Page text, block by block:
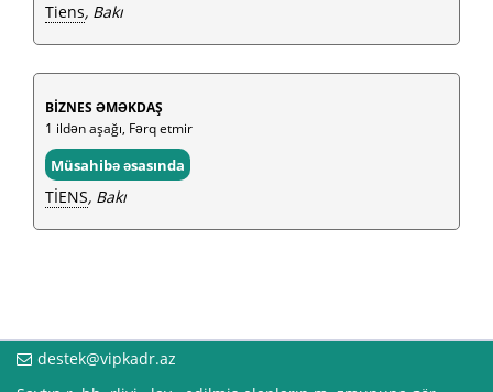
Tiens, Bakı
BİZNES ƏMƏKDAŞ
1 ildən aşağı, Fərq etmir
Müsahibə əsasında
TİENS, Bakı
destek@vipkadr.az